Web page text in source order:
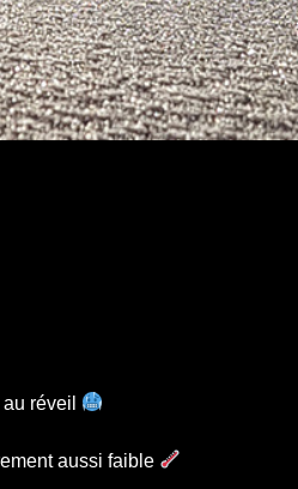
réveil
aussi faible